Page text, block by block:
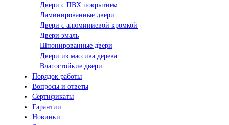
Двери с ПВХ покрытием
Ламинированные двери
Двери с алюминиевой кромкой
Двери эмаль
Шпонированные двери
Двери из массива дерева
Влагостойкие двери
Порядок работы
Вопросы и ответы
Сертификаты
Гарантии
Новинки